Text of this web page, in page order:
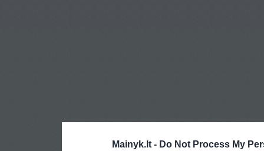
Mainyk.lt - Do Not Process My